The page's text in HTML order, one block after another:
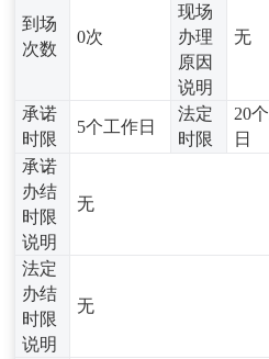
到场
次数
0次
现场
办理
原因
说明
无
承诺
时限
5个工作日
法定
时限
20
日
承诺
办结
时限
说明
无
法定
办结
时限
说明
无